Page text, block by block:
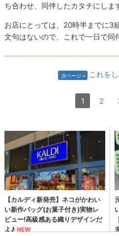
ち合わせ、同伴したカタチにしま
お店にとっては、20時半までに3
文句はないので、これで一日で同
次ページ これを
1 2